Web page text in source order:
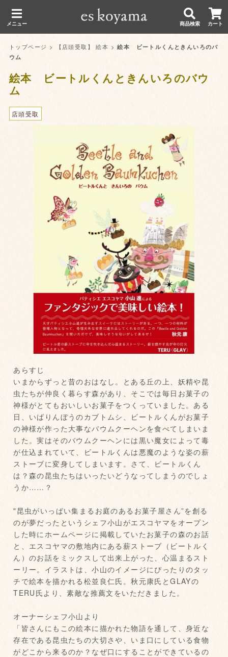
メニュー 商品検索 カート
トップページ > 【店頭受取】 絵本 >絵本 ビートルくんときんいろのバ
ウム
絵本 ビートルくんときんいろのバウ
ム
店頭受取
あらすじ
いまからずっと昔のおはなし。とある丘の上、妖精や昆
虫たちが仲良く暮らす森があり、そこでは毎日お菓子の
神様がとてもおいしいお菓子をつくっていました。ある
日、いばりんぼうのカブトムシ、ビートルくんがお菓子
の神様が作った大事なバウムクーヘンを食べてしまいま
した。実はそのバウムクーヘンには黒い魔女によって毒
が仕込まれていて、ビートルくんは悪魔のような姿の薪
ストーブに変身してしまいます。さて、ビートルくん
は？森の昆虫たちはいったいどうなってしまうのでしょ
うか……？
"昆虫がいっぱい集まるお庭のあるお菓子屋さん”を創る
のが夢だったというシェフ小山がエスコヤマをオープン
した時にホームページに掲載していたお菓子の森のお話
と、エスコヤマの敷地内にある薪ストーブ（ビートルく
ん）のお話をミックスして出来上がった、心温まるスト
ーリー。イラストは、小山のイメージにぴったりのタッ
チで絵本を描かれる松並良仁氏。秋元康氏とGLAYの
TERU氏より、素敵な推薦文をいただきました。
オーナーシェフ小山より
「皆さんにもこの絵本に描かれた物語を通して、身近な
存在である昆虫たちの大切さや、いま口にしている食物
がどこから来るのか？なぜ口にすることができているの